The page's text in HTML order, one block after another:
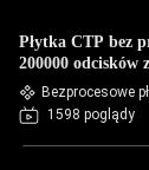
Płytka CTP bez
200000 odcisków
Bezprocesowe
1598 poglądy